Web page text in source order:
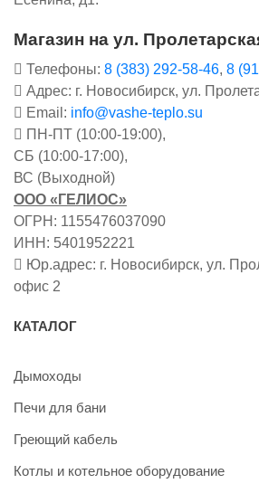
Магазин на ул.
Телефоны: 8 (383) 292-58-46, 8
Адрес: г. Новосибирск, ул.
Email: info@vashe-teplo.su
ПН-ПТ (10:00-19:00),
СБ (10:00-17:00),
ВС (Выходной)
ООО «ГЕЛИОС»
ОГРН: 1155476037090
ИНН: 5401952221
Юр.адрес: г. Новосибирск, ул.
офис 2
КАТАЛОГ
Дымоходы
Печи для бани
Греющий кабель
Котлы и котельное оборудование